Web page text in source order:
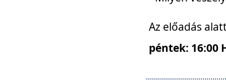
Az előadás
péntek: 16:00